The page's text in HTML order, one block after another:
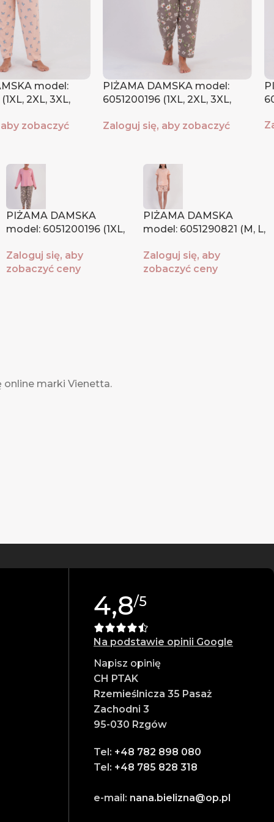
model:
2XL, 3XL,
zobaczyć
PIŻAMA DAMSKA model:
6051200196 (1XL, 2XL, 3XL,
Zaloguj się, aby zobaczyć
PIŻAMA DAMSKA
model: 6051200196 (1XL,
Zaloguj się, aby
zobaczyć ceny
PIŻAMA DAMSKA
model: 6051290821 (M, L,
Zaloguj się, aby
zobaczyć ceny
marki Vienetta.
4,8/5
Na podstawie opinii Google
Napisz opinię
CH PTAK
Rzemieślnicza 35 Pasaż
Zachodni 3
95-030 Rzgów
Tel: +48 782 898 080
Tel: +48 785 828 318
e-mail: nana.bielizna@op.pl